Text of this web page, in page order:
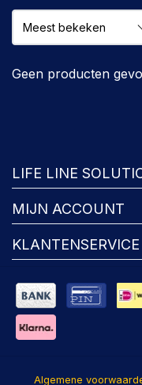
Geen producten
LIFE LINE
MIJN ACCOUNT
KLANTENSERVICE
Algemene